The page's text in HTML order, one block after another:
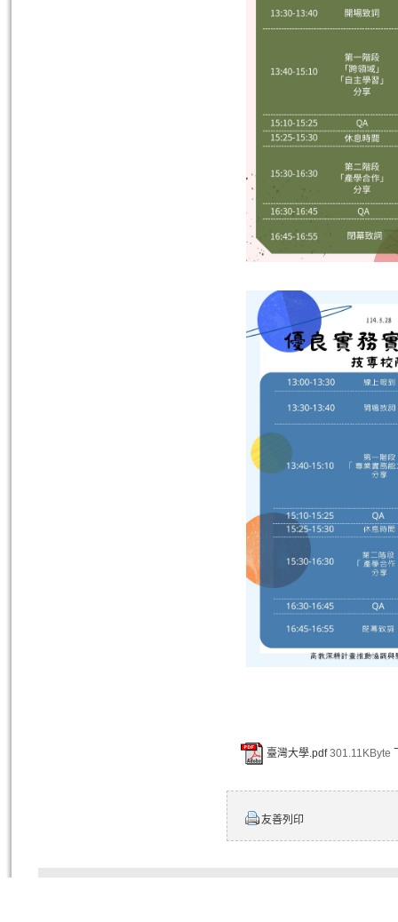
臺灣大學.pdf 301.11KByte
友善列印